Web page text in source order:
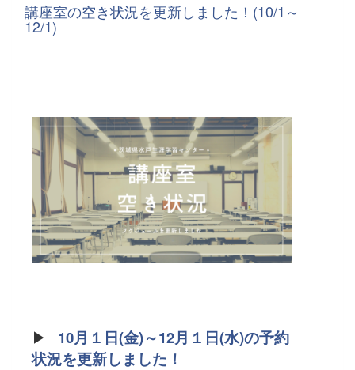
講座室の空き状況を更新しました！(10/1～
12/1)
▶
10月１日(金)～12月１日(水)の予約
状況を更新しました！